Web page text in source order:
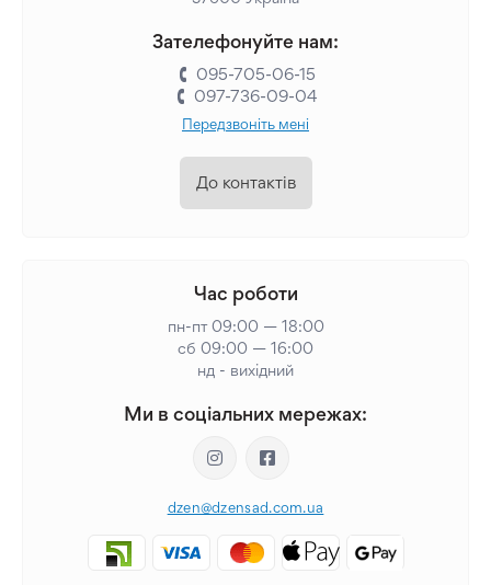
Зателефонуйте нам:
095-705-06-15
097-736-09-04
Передзвоніть мені
До контактів
Час роботи
пн-пт 09:00 — 18:00
сб 09:00 — 16:00
нд - вихідний
Ми в соціальних мережах:
dzen@dzensad.com.ua